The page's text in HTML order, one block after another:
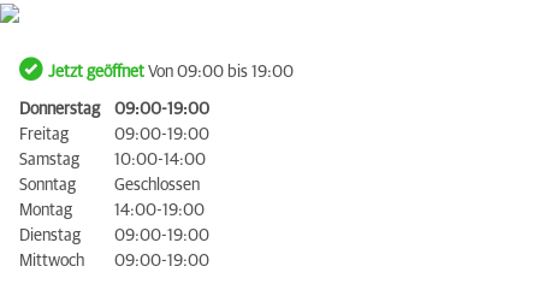
Jetzt geöffnet Von 09:00 bis 19:00
Donnerstag
09:00-19:00
Freitag
09:00-19:00
Samstag
10:00-14:00
Sonntag
Geschlossen
Montag
14:00-19:00
Dienstag
09:00-19:00
Mittwoch
09:00-19:00